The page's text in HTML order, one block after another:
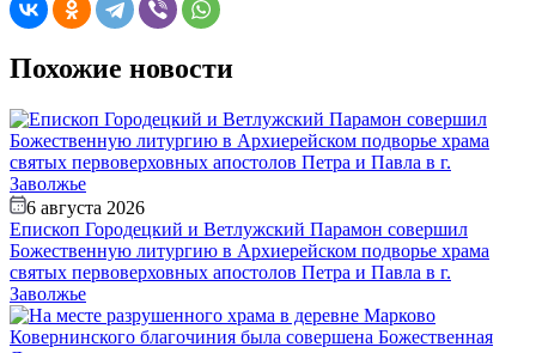
Похожие новости
6 августа 2026
Епископ Городецкий и Ветлужский Парамон совершил
Божественную литургию в Архиерейском подворье храма
святых первоверховных апостолов Петра и Павла в г.
Заволжье